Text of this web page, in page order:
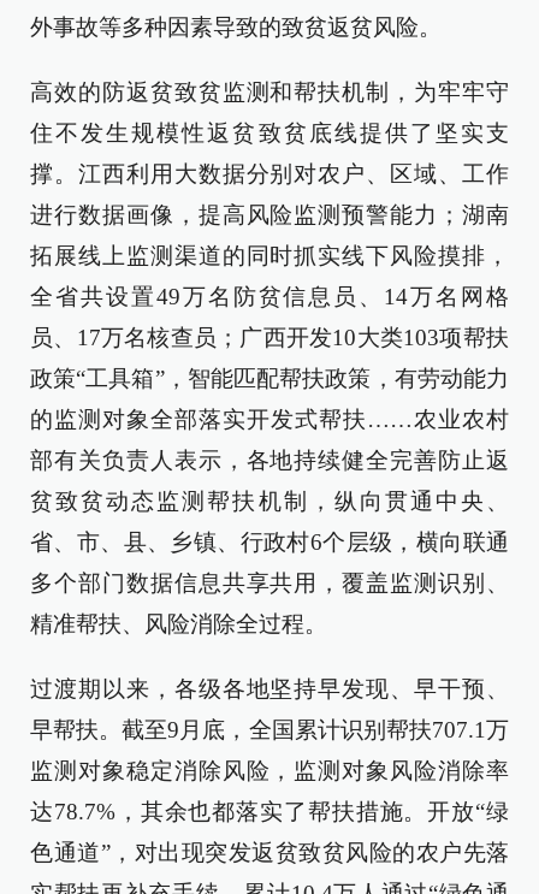
外事故等多种因素导致的致贫返贫风险。
高效的防返贫致贫监测和帮扶机制，为牢牢守
住不发生规模性返贫致贫底线提供了坚实支
撑。江西利用大数据分别对农户、区域、工作
进行数据画像，提高风险监测预警能力；湖南
拓展线上监测渠道的同时抓实线下风险摸排，
全省共设置49万名防贫信息员、14万名网格
员、17万名核查员；广西开发10大类103项帮扶
政策“工具箱”，智能匹配帮扶政策，有劳动能力
的监测对象全部落实开发式帮扶……农业农村
部有关负责人表示，各地持续健全完善防止返
贫致贫动态监测帮扶机制，纵向贯通中央、
省、市、县、乡镇、行政村6个层级，横向联通
多个部门数据信息共享共用，覆盖监测识别、
精准帮扶、风险消除全过程。
过渡期以来，各级各地坚持早发现、早干预、
早帮扶。截至9月底，全国累计识别帮扶707.1万
监测对象稳定消除风险，监测对象风险消除率
达78.7%，其余也都落实了帮扶措施。开放“绿
色通道”，对出现突发返贫致贫风险的农户先落